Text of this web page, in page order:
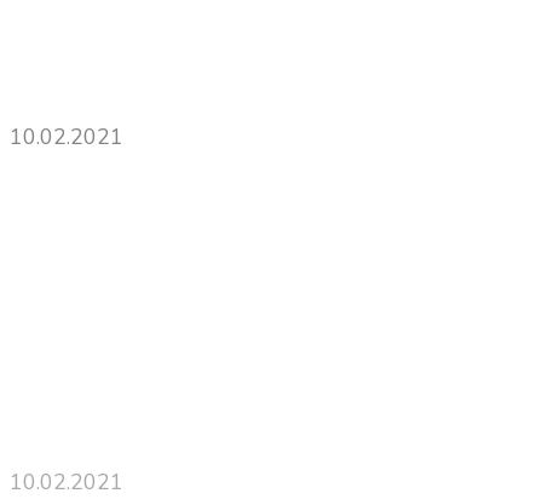
10.02.2021
10.02.2021